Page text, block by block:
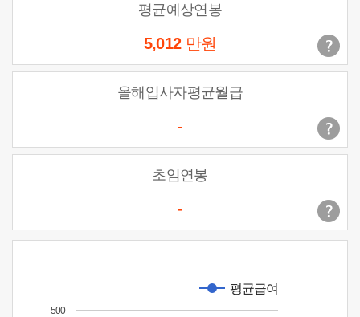
평균예상연봉
5,012 만원
올해입사자평균월급
-
초임연봉
-
평균급여
500